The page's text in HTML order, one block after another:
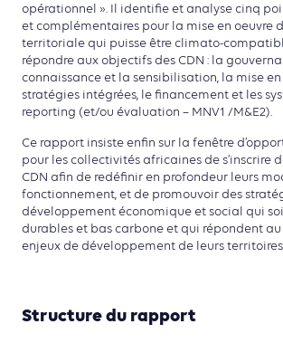
opérationnel ». Il identifie et analyse cinq
et complémentaires pour la mise en oeuvre
territoriale qui puisse être climato-
répondre aux objectifs des CDN : la
connaissance et la sensibilisation, la mise
stratégies intégrées, le financement et les
reporting (et/ou évaluation – MNV1 /M&E2).
Ce rapport insiste enfin sur la fenêtre
pour les collectivités africaines de s’inscrire
CDN afin de redéfinir en profondeur leurs
fonctionnement, et de promouvoir des
développement économique et social qui
durables et bas carbone et qui répondent
enjeux de développement de leurs
Structure du rapport